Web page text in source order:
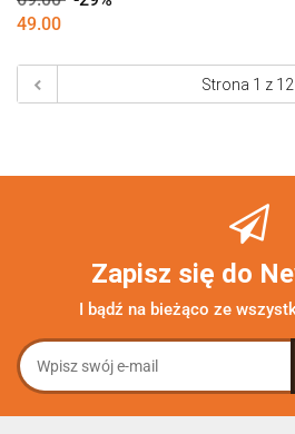
49.00
Zapisz się do
I bądź na bieżąco ze